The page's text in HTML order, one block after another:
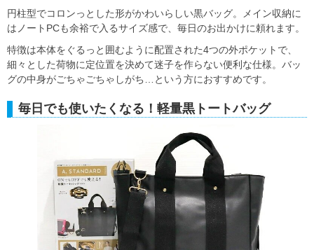
円柱型でコロンっとした形がかわいらしい黒バッグ。メイン収納に
はノートPCも余裕で入るサイズ感で、毎日のお出かけに頼れます。
特徴は本体をぐるっと囲むように配置された4つの外ポケットで、
細々とした荷物に定位置を決めて迷子を作らない便利な仕様。バッ
グの中身がごちゃごちゃしがち…という方におすすめです。
毎日でも使いたくなる！軽量黒トートバッグ